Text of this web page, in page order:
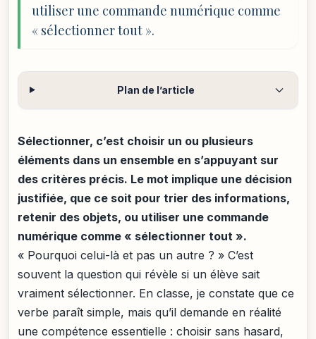
utiliser une commande numérique comme
« sélectionner tout ».
Plan de l’article
Sélectionner, c’est choisir un ou plusieurs
éléments dans un ensemble en s’appuyant sur
des critères précis. Le mot implique une décision
justifiée, que ce soit pour trier des informations,
retenir des objets, ou utiliser une commande
numérique comme « sélectionner tout ».
« Pourquoi celui-là et pas un autre ? » C’est
souvent la question qui révèle si un élève sait
vraiment sélectionner. En classe, je constate que ce
verbe paraît simple, mais qu’il demande en réalité
une compétence essentielle : choisir sans hasard,